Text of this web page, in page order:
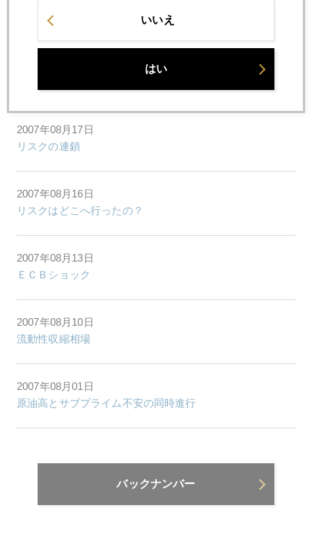
椅子とりゲーム
2007年08月17日
リスクの連鎖
2007年08月16日
リスクはどこへ行ったの？
2007年08月13日
ＥＣＢショック
2007年08月10日
流動性収縮相場
2007年08月01日
原油高とサブプライム不安の同時進行
バックナンバー
いいえ
はい